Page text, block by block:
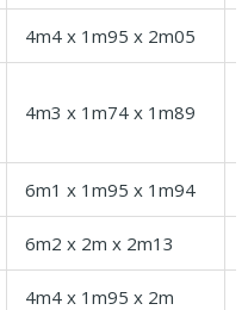
4m4 x 1m95 x 2m05
4m3 x 1m74 x 1m89
6m1 x 1m95 x 1m94
6m2 x 2m x 2m13
4m4 x 1m95 x 2m